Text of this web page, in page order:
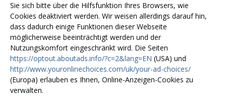
Sie sich bitte über die Hilfsfunktion Ihres Browsers, wie
Cookies deaktiviert werden. Wir weisen allerdings darauf hin,
dass dadurch einige Funktionen dieser Webseite
möglicherweise beeinträchtigt werden und der
Nutzungskomfort eingeschränkt wird. Die Seiten
https://optout.aboutads.info/?c=2&lang=EN (USA) und
http://www.youronlinechoices.com/uk/your-ad-choices/
(Europa) erlauben es Ihnen, Online-Anzeigen-Cookies zu
verwalten.